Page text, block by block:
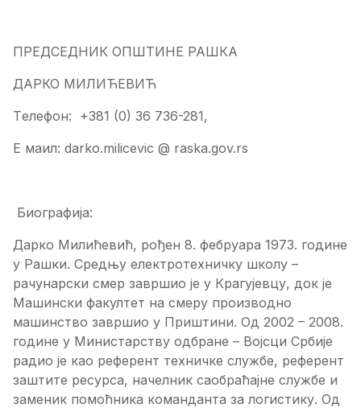
ПРЕДСЕДНИК ОПШТИНЕ РАШКА
ДАРКО МИЛИЋЕВИЋ
Tелефон: +381 (0) 36 736-281,
E маил: darko.milicevic @ raska.gov.rs
Биографија:
Дарко Милићевић, рођен 8. фебруара 1973. године
у Рашки. Средњу електротехничку школу –
рачунарски смер завршио је у Крагујевцу, док је
Машински факултет на смеру производно
машинство завршио у Приштини. Од 2002 – 2008.
године у Министарству одбране – Војсци Србије
радио је као референт техничке службе, референт
заштите ресурса, начелник саобраћајне службе и
заменик помоћника команданта за логистику. Од